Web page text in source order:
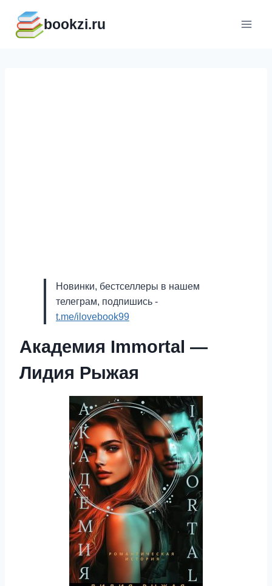
содержимому
bookzi.ru
Новинки, бестселлеры в нашем
телеграм, подпишись -
t.me/ilovebook99
Академия Immortal —
Лидия Рыжая